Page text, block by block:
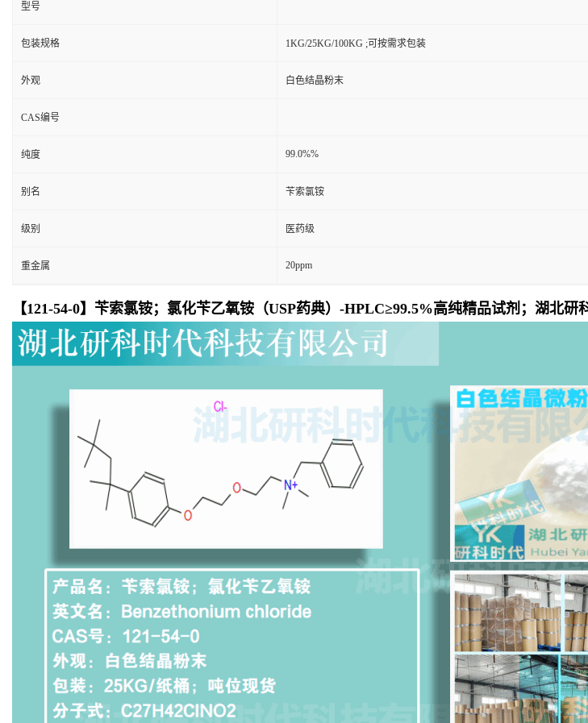
型号
包装规格 1KG/25KG/100KG ;可按需求包装
外观 白色结晶粉末
CAS编号
纯度 99.0%%
别名 苄索氯铵
级别 医药级
重金属 20ppm
【121-54-0】苄索氯铵；氯化苄乙氧铵（USP药典）-HPLC≥99.5%高纯精品试剂；湖北